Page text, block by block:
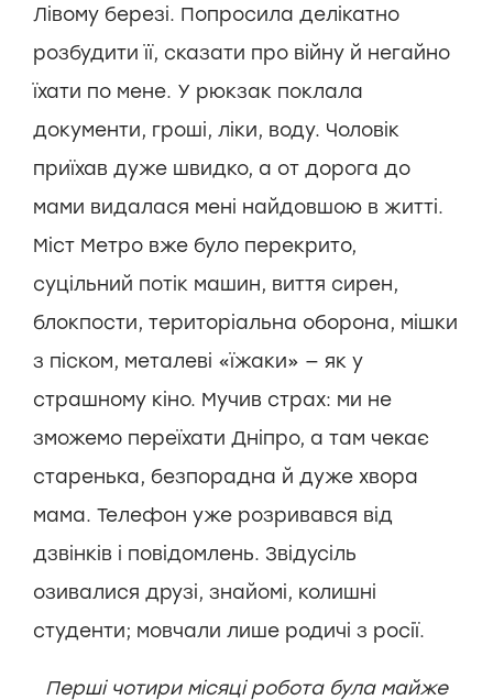
Лівому березі. Попросила делікатно
розбудити її, сказати про війну й негайно
їхати по мене. У рюкзак поклала
документи, гроші, ліки, воду. Чоловік
приїхав дуже швидко, а от дорога до
мами видалася мені найдовшою в житті.
Міст Метро вже було перекрито,
суцільний потік машин, виття сирен,
блокпости, територіальна оборона, мішки
з піском, металеві «їжаки» — як у
страшному кіно. Мучив страх: ми не
зможемо переїхати Дніпро, а там чекає
старенька, безпорадна й дуже хвора
мама. Телефон уже розривався від
дзвінків і повідомлень. Звідусіль
озивалися друзі, знайомі, колишні
студенти; мовчали лише родичі з росії.
Перші чотири місяці робота була майже